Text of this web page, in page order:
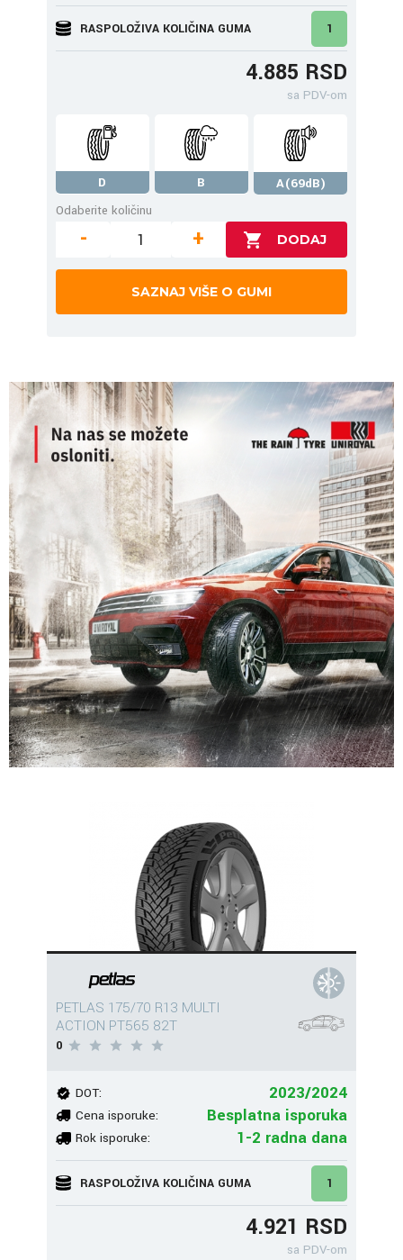
RASPOLOŽIVA KOLIČINA GUMA 1
4.885 RSD
sa PDV-om
D B
A(69dB)
Odaberite količinu
- +
SAZNAJ VIŠE O GUMI
PETLAS 175/70 R13 MULTI
ACTION PT565 82T
0
DOT: 2023/2024
Cena isporuke: Besplatna isporuka
Rok isporuke: 1-2 radna dana
RASPOLOŽIVA KOLIČINA GUMA 1
4.921 RSD
sa PDV-om